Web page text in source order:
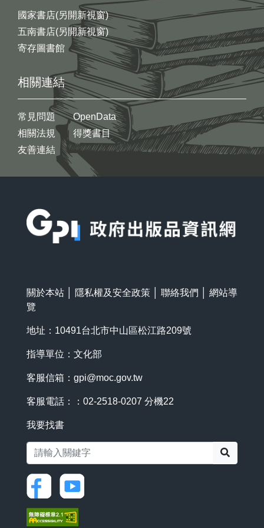
國家書店(另開新視窗)
五南書店(另開新視窗)
寄存圖書館
相關連結
常見問題
相關法規
友善連結
OpenData
得獎書目
關於本站 隱私權及安全政策 聯絡我們
網站導
覽
地址：10491台北市中山區松江路209號
指導單位：文化部
客服信箱： gpi@moc.gov.tw
客服電話：：02-2518-0207 分機22
我要找書